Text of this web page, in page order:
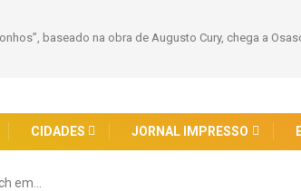
baseado na obra de Augusto Cury, chega a
CIDADES JORNAL IMPRESSO
em…